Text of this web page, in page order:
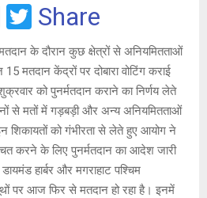
C
o
py
Li
n
k
T
wi
tt
er
Share
के दौरान कुछ क्षेत्रों से अनियमितताओं
मतदान केंद्रों पर दोबारा वोटिंग कराई
को पुनर्मतदान कराने का निर्णय लेते
से मतों में गड़बड़ी और अन्य अनियमितताओं
शिकायतों को गंभीरता से लेते हुए आयोग ने
करने के लिए पुनर्मतदान का आदेश जारी
हार्बर और मगराहाट पश्चिम
पर आज फिर से मतदान हो रहा है। इनमें